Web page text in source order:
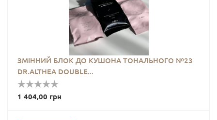
ЗМІННИЙ БЛОК ДО КУШОНА ТОНАЛЬНОГО №23
DR.ALTHEA DOUBLE...
1 404,00 грн